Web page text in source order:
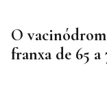
O
franxa de 65 a